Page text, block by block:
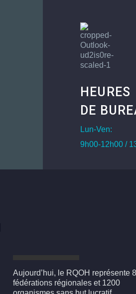
HEURES
DE
Lun-Ven:
9h00-12h00 /
Aujourd’hui, le RQOH représente 8
fédérations régionales et 1200